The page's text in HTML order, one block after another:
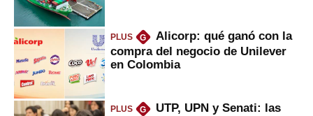
PLUS G
Alicorp: qué ganó con la
compra del negocio de Unilever
en Colombia
PLUS G
UTP, UPN y Senati: las